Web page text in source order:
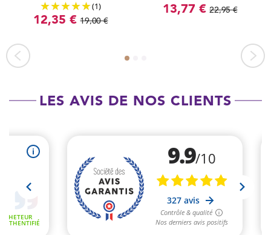
(1)
12,35 € 19,00 €
13,77 € 22,95 €
LES AVIS DE NOS CLIENTS